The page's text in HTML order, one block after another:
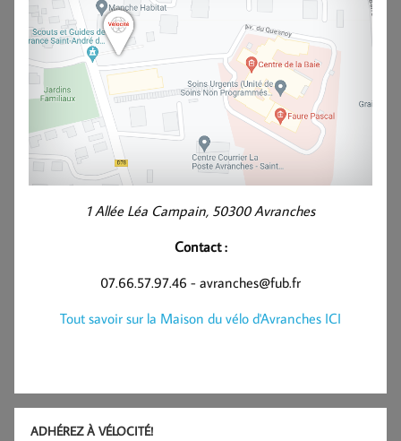
1 Allée Léa Campain, 50300 Avranches
Contact :
07.66.57.97.46 - avranches@fub.fr
Tout savoir sur la Maison du vélo d'Avranches ICI
ADHÉREZ À VÉLOCITÉ!